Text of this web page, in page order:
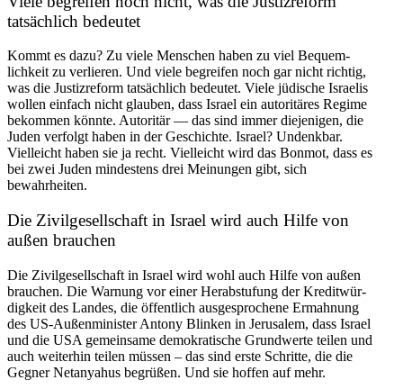
tatsächlich bedeutet
Kommt es dazu? Zu viele Menschen haben zu viel Bequem­
lichkeit zu verlieren. Und viele begreifen noch gar nicht richtig,
was die Justiz­reform tatsächlich bedeutet. Viele jüdische Israelis
wollen einfach nicht glauben, dass Israel ein autori­täres Regime
bekommen könnte. Autoritär — das sind immer dieje­nigen, die
Juden verfolgt haben in der Geschichte. Israel? Undenkbar.
Vielleicht haben sie ja recht. Vielleicht wird das Bonmot, dass es
bei zwei Juden mindestens drei Meinungen gibt, sich
bewahrheiten.
Die Zivil­ge­sell­schaft in Israel wird auch Hilfe von
außen brauchen
Die Zivil­ge­sell­schaft in Israel wird wohl auch Hilfe von außen
brauchen. Die Warnung vor einer Herab­stufung der Kredit­wür­
digkeit des Landes, die öffentlich ausge­spro­chene Ermahnung
des US-Außen­mi­nister Antony Blinken in Jerusalem, dass Israel
und die USA gemeinsame demokra­tische Grund­werte teilen und
auch weiterhin teilen müssen – das sind erste Schritte, die die
Gegner Netan­yahus begrüßen. Und sie hoffen auf mehr.